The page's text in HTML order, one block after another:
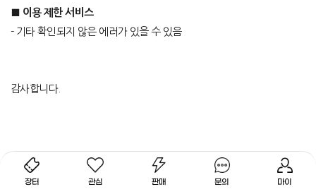
■ 이용 제한 서비스
- 기타 확인되지 않은 에러가 있을 수 있음
감사합니다.
장터 관심 판매 문의 마이